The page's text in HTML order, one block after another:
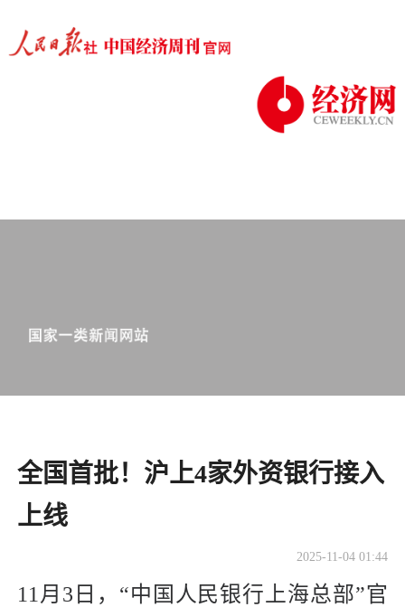
全国首批！沪上4家外资银行接入
上线
2025-11-04 01:44
11月3日，“中国人民银行上海总部”官